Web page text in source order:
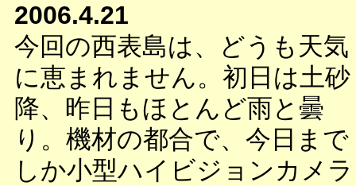
2006.4.21
今回の西表島は、どうも天気
に恵まれません。初日は土砂
降、昨日もほとんど雨と曇
り。機材の都合で、今日まで
しか小型ハイビジョンカメラ